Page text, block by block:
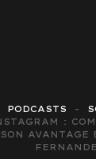
PODCASTS
:
AVANTAGE